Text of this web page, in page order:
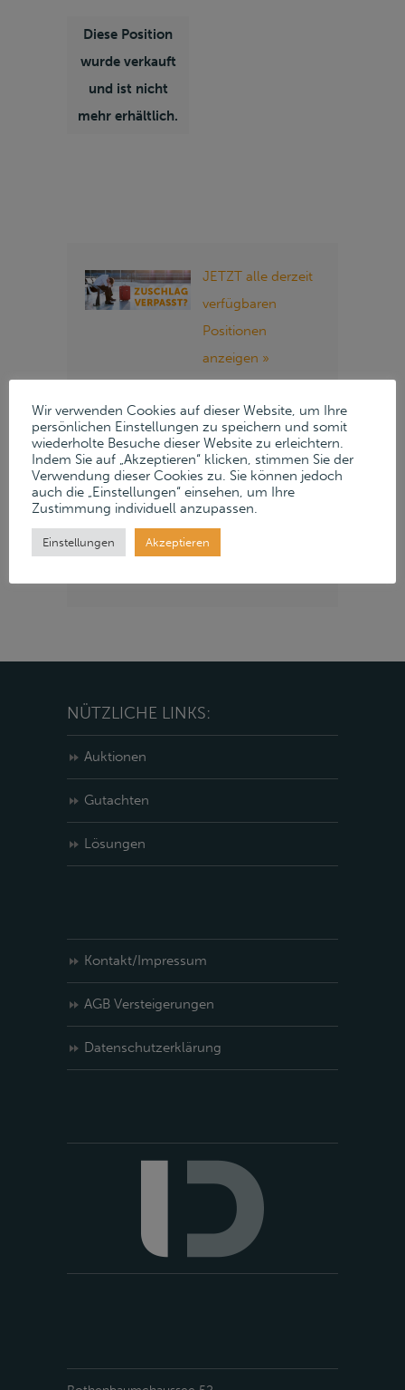
Diese Position
wurde verkauft
und ist nicht
mehr erhältlich.
JETZT alle derzeit
verfügbaren
Positionen
anzeigen »
Folgen Sie Lueders
& Partner auf
unseren Social
Media Kanälen:
NÜTZLICHE LINKS:
Auktionen
Gutachten
Lösungen
Kontakt/Impressum
AGB Versteigerungen
Datenschutzerklärung
Wir verwenden Cookies auf dieser Website, um Ihre
persönlichen Einstellungen zu speichern und somit
wiederholte Besuche dieser Website zu erleichtern.
Indem Sie auf „Akzeptieren“ klicken, stimmen Sie der
Verwendung dieser Cookies zu. Sie können jedoch
auch die „Einstellungen“ einsehen, um Ihre
Zustimmung individuell anzupassen.
Einstellungen Akzeptieren